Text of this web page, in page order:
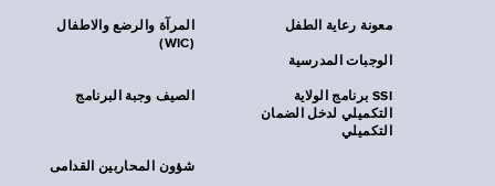
المرآة والرضع والاطفال
(WIC)
معونة رعاية الطفل
الوجبات المدرسية
الصيف وجبة البرنامج
SSI برنامج الولاية
التكميلي لدخل الضمان
التكميلي
شؤون المحاربين القدامى